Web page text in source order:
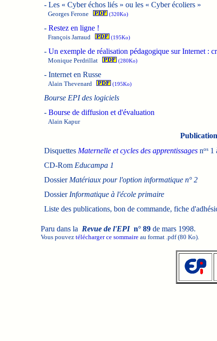
- Les « Cyber échos liés » ou les « Cyber écoliers »
Georges Ferone (320Ko)
- Restez en ligne !
François Jarraud (195Ko)
- Un exemple de réalisation pédagogique sur Internet :
Monique Perdrillat (280Ko)
- Internet en Russe
Alain Thevenard (195Ko)
Bourse EPI des logiciels
- Bourse de diffusion et d'évaluation
Alain Kapur
Disquettes Maternelle et cycles des apprentissagesnos1
CD-Rom Educampa 1
Dossier Matériaux pour l'option informatique n° 2
Dossier Informatique à l'école primaire
Liste des publications, bon de commande, fiche
Paru dans la Revue de l'EPI n° 89de mars 1998.
Vous pouvez télécharger ce sommaireau format .pdf (80 Ko).